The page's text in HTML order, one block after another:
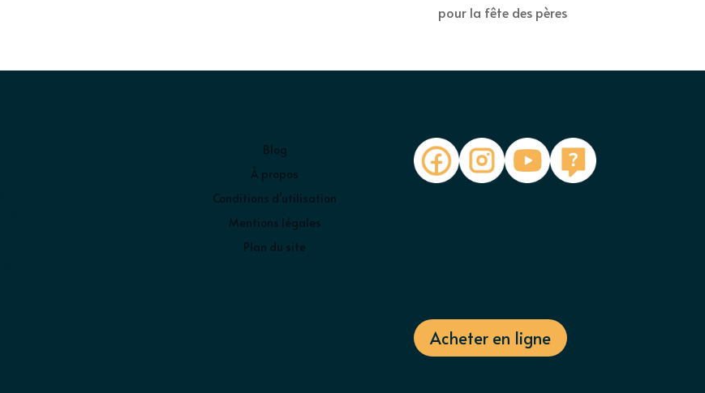
pour la fête des pères
Blog
À propos
Conditions d’utilisation
Mentions légales
Plan du site
Acheter en ligne